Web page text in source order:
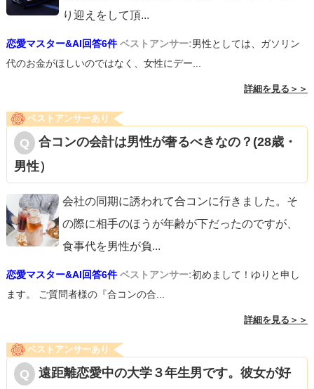
り迎えをして頂...
恋愛マスター&AI回答6件 ベストアンサー:男性としては、ガソリン
代のお金がほしいのではなく、女性にデー...
詳細を見る＞＞
ベストアンサーあり
合コンの会計は男性が奢るべきなの？(28歳・
男性）
会社の同期に誘われて合コンに行きました。そ
の際に相手のほうが年齢が下だったのですが、
食事代を男性が負...
恋愛マスター&AI回答6件 ベストアンサー:初めまして！ゆりと申し
ます。 ご質問者様の『合コンの合...
詳細を見る＞＞
ベストアンサーあり
遠距離恋愛中の大学３年生男です。彼女が好